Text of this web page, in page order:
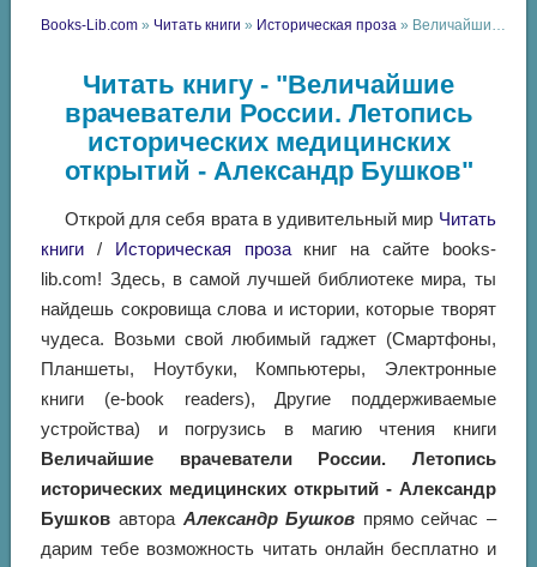
Books-Lib.com » Читать книги » Историческая проза » Величайшие врачеватели России. Летопись исторических медицинских открытий - Александр Бушков
Читать книгу - "Величайшие
врачеватели России. Летопись
исторических медицинских
открытий - Александр Бушков"
Открой для себя врата в удивительный мир Читать
книги / Историческая прозакниг на сайте books-
lib.com! Здесь, в самой лучшей библиотеке мира, ты
найдешь сокровища слова и истории, которые творят
чудеса. Возьми свой любимый гаджет (Смартфоны,
Планшеты, Ноутбуки, Компьютеры, Электронные
книги (e-book readers), Другие поддерживаемые
устройства) и погрузись в магию чтения книги
Величайшие врачеватели России. Летопись
исторических медицинских открытий - Александр
Бушков автора Александр Бушков прямо сейчас –
дарим тебе возможность читать онлайн бесплатно и